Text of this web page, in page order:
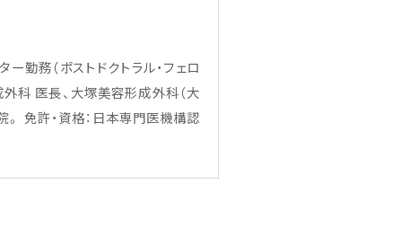
勤務（ポストドクトラル・フェロ
科 医長、大塚美容形成外科（大
。 免許・資格：日本専門医機構認